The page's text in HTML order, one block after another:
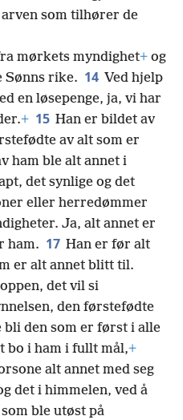
som tilhører de
mørkets myndighet+ og
Sønns rike. 14 Ved hjelp
en løsepenge, ja, vi har
+ 15 Han er bildet av
av alt som er
ham ble alt annet i
det synlige og det
eller herredømmer
Ja, alt annet er
ham. 17 Han er før alt
er alt annet blitt til.
det vil si
den førstefødte
bli den som er først i alle
bo i ham i fullt mål,+
alt annet med seg
det i himmelen, ved å
som ble utøst på